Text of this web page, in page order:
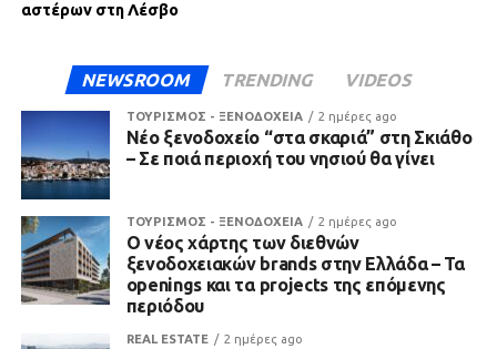
αστέρων στη Λέσβο
NEWSROOM TRENDING VIDEOS
ΤΟΥΡΙΣΜΟΣ - ΞΕΝΟΔΟΧΕΙΑ 2 ημέρες ago
Νέο ξενοδοχείο “στα σκαριά” στη Σκιάθο
– Σε ποιά περιοχή του νησιού θα γίνει
ΤΟΥΡΙΣΜΟΣ - ΞΕΝΟΔΟΧΕΙΑ 2 ημέρες ago
Ο νέος χάρτης των διεθνών
ξενοδοχειακών brands στην Ελλάδα – Τα
openings και τα projects της επόμενης
περιόδου
REAL ESTATE 2 ημέρες ago